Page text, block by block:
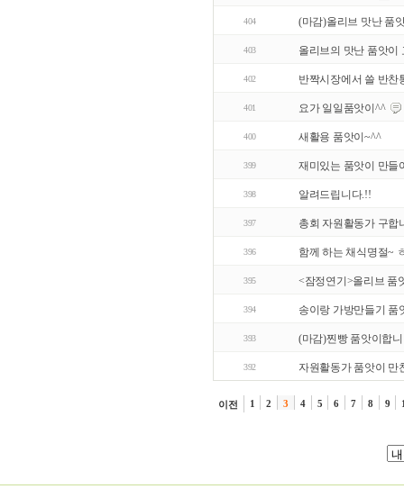
404 (마감)올리브 맛난 품
403 올리브의 맛난 품앗이
402 반짝시장에서 쓸 반찬
401 요가 일일품앗이^^
400 새활용 품앗이~^^
399 재미있는 품앗이 만들
398 알려드립니다.!!
397 총회 자원활동가 구합
396 함께 하는 채식명절~
395 <잠정연기>올리브 품
394 송이랑 가방만들기 품
393 (마감)찐빵 품앗이합
392 자원활동가 품앗이 만
이전 1 2 3 4 5 6 7 8 9